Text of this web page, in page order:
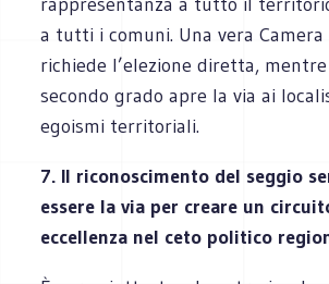
a tutti i comuni. Una vera
richiede l’elezione diretta, mentre
secondo grado apre la via ai
egoismi territoriali.
7. Il riconoscimento del seggio
essere la via per creare un
eccellenza nel ceto politico